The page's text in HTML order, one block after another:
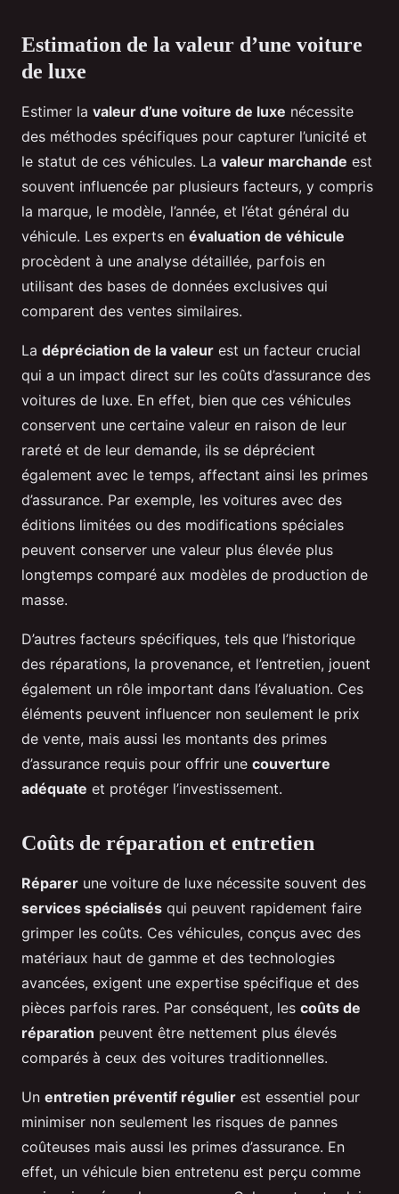
Estimation de la valeur d’une voiture
de luxe
Estimer la valeur d’une voiture de luxe nécessite
des méthodes spécifiques pour capturer l’unicité et
le statut de ces véhicules. La valeur marchande est
souvent influencée par plusieurs facteurs, y compris
la marque, le modèle, l’année, et l’état général du
véhicule. Les experts en évaluation de véhicule
procèdent à une analyse détaillée, parfois en
utilisant des bases de données exclusives qui
comparent des ventes similaires.
La dépréciation de la valeur est un facteur crucial
qui a un impact direct sur les coûts d’assurance des
voitures de luxe. En effet, bien que ces véhicules
conservent une certaine valeur en raison de leur
rareté et de leur demande, ils se déprécient
également avec le temps, affectant ainsi les primes
d’assurance. Par exemple, les voitures avec des
éditions limitées ou des modifications spéciales
peuvent conserver une valeur plus élevée plus
longtemps comparé aux modèles de production de
masse.
D’autres facteurs spécifiques, tels que l’historique
des réparations, la provenance, et l’entretien, jouent
également un rôle important dans l’évaluation. Ces
éléments peuvent influencer non seulement le prix
de vente, mais aussi les montants des primes
d’assurance requis pour offrir une couverture
adéquate et protéger l’investissement.
Coûts de réparation et entretien
Réparer une voiture de luxe nécessite souvent des
services spécialisés qui peuvent rapidement faire
grimper les coûts. Ces véhicules, conçus avec des
matériaux haut de gamme et des technologies
avancées, exigent une expertise spécifique et des
pièces parfois rares. Par conséquent, les coûts de
réparation peuvent être nettement plus élevés
comparés à ceux des voitures traditionnelles.
Un entretien préventif régulier est essentiel pour
minimiser non seulement les risques de pannes
coûteuses mais aussi les primes d’assurance. En
effet, un véhicule bien entretenu est perçu comme